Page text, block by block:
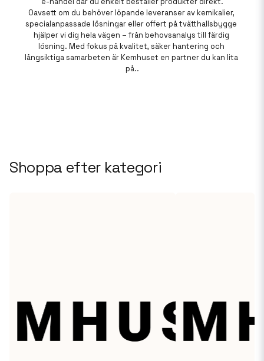
Oavsett om du behöver löpande leveranser av kemikalier,
specialanpassade lösningar eller offert på tvätthallsbygge
hjälper vi dig hela vägen – från behovsanalys till färdig
lösning. Med fokus på kvalitet, säker hantering och
långsiktiga samarbeten är Kemhuset en partner du kan lita
på..
Shoppa efter kategori